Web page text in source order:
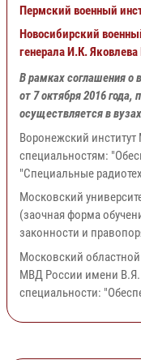
Пермский военный
Новосибирский
генерала И.К.
В рамках соглашения
от 7 октября 2016 года,
осуществляется в
Воронежский
специальностям:
"Специальные
Московский
(заочная форма
законности и
Московский
МВД России имени В.Я.
специальности: